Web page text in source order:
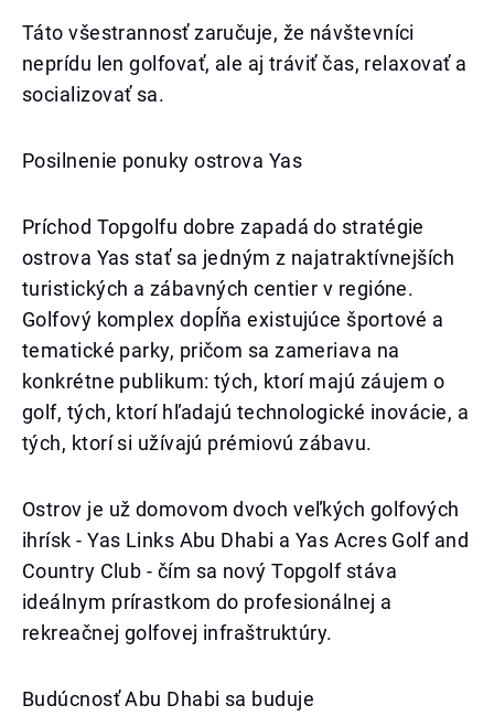
Táto všestrannosť zaručuje, že návštevníci
neprídu len golfovať, ale aj tráviť čas, relaxovať a
socializovať sa.
Posilnenie ponuky ostrova Yas
Príchod Topgolfu dobre zapadá do stratégie
ostrova Yas stať sa jedným z najatraktívnejších
turistických a zábavných centier v regióne.
Golfový komplex dopĺňa existujúce športové a
tematické parky, pričom sa zameriava na
konkrétne publikum: tých, ktorí majú záujem o
golf, tých, ktorí hľadajú technologické inovácie, a
tých, ktorí si užívajú prémiovú zábavu.
Ostrov je už domovom dvoch veľkých golfových
ihrísk - Yas Links Abu Dhabi a Yas Acres Golf and
Country Club - čím sa nový Topgolf stáva
ideálnym prírastkom do profesionálnej a
rekreačnej golfovej infraštruktúry.
Budúcnosť Abu Dhabi sa buduje